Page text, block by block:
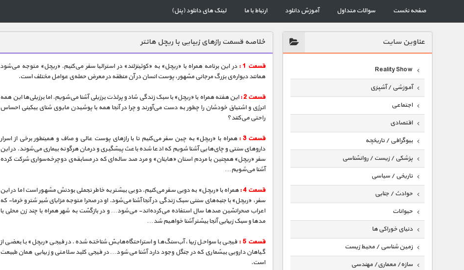
صفحه نخست سوالات متداول آموزش دانلود ارتباط با ما لینک های دانلود (پنل)
عناوين سايت
Reality Show
آموزشی / آشپزی
اجتماعی
اقتصادی
بیوگرافی / تاریخچه
پزشکی / زیست / روانشناسی
تاریخی / سیاسی
حوادث / جنایی
حیوانات
دنیای خوراکی ها
زمین شناسی / محیط زیست
سازه/ معماری/ مهندسی
خلاصه قسمت رازهای زیبایی با ریچل هانتر
قسمت 1 :
در این برنامه همراه با «ریچل» به «کوئینزلند» در استرالیا سفر می‌کنیم. «ریچل» متوجه می‌شود
همانند دیواره‌ی بزرگ مرجانی مشهور، پوست انسان در آن منطقه در معرض حمله‌ی عوامل مختلف است.
قسمت 2 :
این هفته همراه با «ریچل» با سبک زندگی شاد و پرلذت برزیلی آشنا می‌شویم. اما برزیلی‌ها این همه
انرژی و اشتیاق خودشان را چطور به دست می‌آورند و چرا در آنجا همه با پوشیدن مایوی شنای بیکینی احساس
راحتی می‌کنند؟
قسمت 3 :
همراه با «ریچل» به چین سفر می‌کنیم تا با رازهای پوست عالی و صاف و همینطور برخی از اسرار
داروهای سنتی و چای‌هایی آشنا شویم که ادعا شده باعث پیشگیری و درمان هرگونه بیماری می‌شوند. در این
سفر «ریچل» همچنین با مردم استان «هاینان» و مرد صد ساله‌ای که در مسابقه‌ی دوچرخه‌سواری شرکت کرده
آشنا می‌شویم…
قسمت 4 :
همراه با «ریچل» به دوبی سفر می‌کنیم. دوبی بیشتر به خاطر تجملی بودنش مشهور است اما در این
سفر، «ریچل» با جنبه‌های سنتی سبک زندگی در آنجا آشنا می‌شود. او در صحرا متوجه مزایای شیر شتر و خرما- که
اعراب صحرانشین صدها سال استفاده می‌کرده‌اند- می‌شود… و در بازگشت به شهر همراه با چند زن محلی با
مدها و سبک زیبایی آنجا بیشتر آشنا خواهیم شد…
قسمت 5 :
فیجی با سواحل زیبا، آب‌سنگ‌ها و استراحتگاه‌هایش شناخته شده. در فیجی «ریچل» با بعضی از
گیاهان دارویی بیشماری که در جنگل وجود دارد آشنا می‌شود… در فیجی کلید سلامتی و زیبایی همان طبیعت
است.